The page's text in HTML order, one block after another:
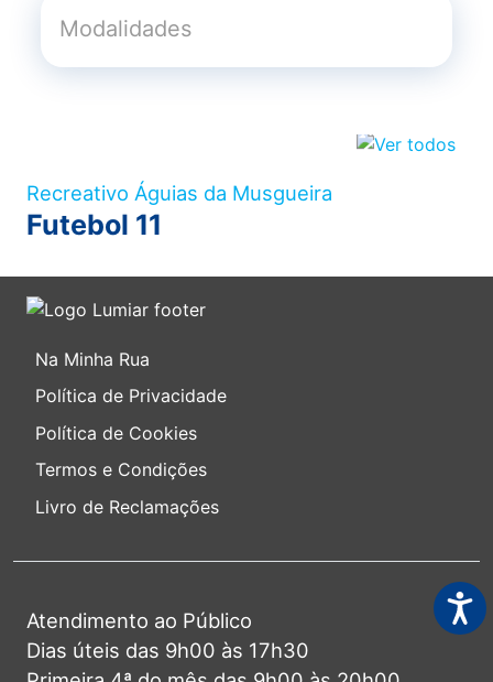
Recreativo Águias da Musgueira
Futebol 11
Na Minha Rua
Política de Privacidade
Política de Cookies
Termos e Condições
Livro de Reclamações
Atendimento ao Público
Dias úteis das 9h00 às 17h30